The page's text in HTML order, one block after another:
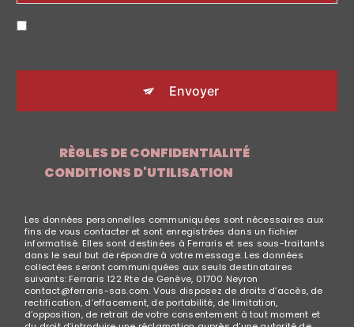
Envoyer
RÈGLES DE CONFIDENTIALITÉET LES
CONDITIONS D'UTILISATION
Les données personnelles communiquées sont nécessaires aux
fins de vous contacter et sont enregistrées dans un fichier
informatisé. Elles sont destinées à Ferraris et ses sous-traitants
dans le seul but de répondre à votre message. Les données
collectées seront communiquées aux seuls destinataires
suivants: Ferraris 122 Rte de Genève, 01700 Neyron
contact@ferraris-sas.com. Vous disposez de droits d’accès, de
rectification, d’effacement, de portabilité, de limitation,
d’opposition, de retrait de votre consentement à tout moment et